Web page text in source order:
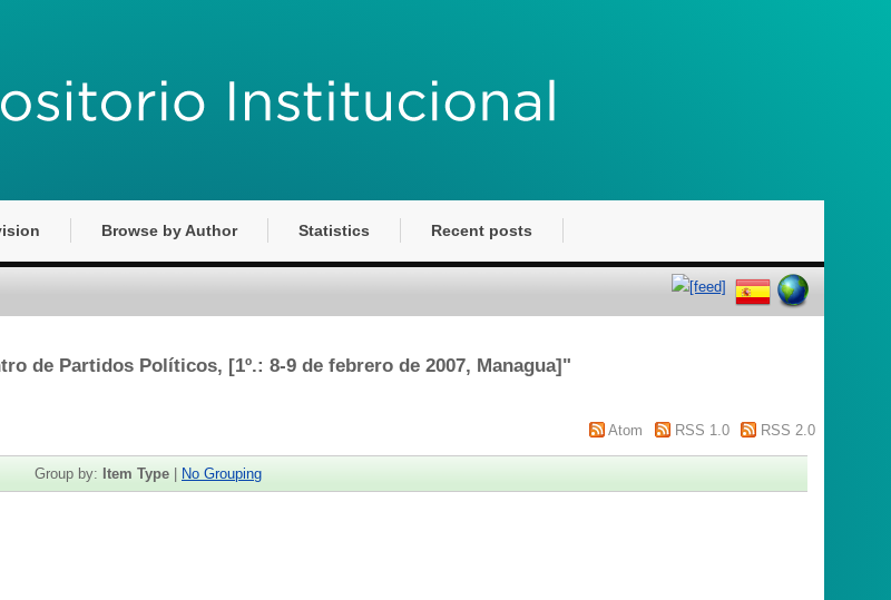
Browse by Author Statistics Recent posts
de Partidos Políticos, [1º.: 8-9 de febrero de 2007, Managua]"
Atom RSS 1.0 RSS 2.0
Group by: Item Type No Grouping